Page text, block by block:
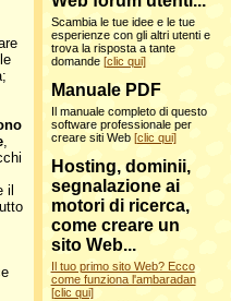
,
il
Scambia le tue idee e le tue
esperienze con gli altri utenti e
trova la risposta a tante
domande [clic qui]
Manuale PDF
Il manuale completo di questo
software professionale per
creare siti Web [clic qui]
Hosting, dominii,
segnalazione ai
motori di ricerca,
come creare un
sito Web...
Il tuo primo sito Web? Ecco
come funziona l'ambaradan
[clic qui]